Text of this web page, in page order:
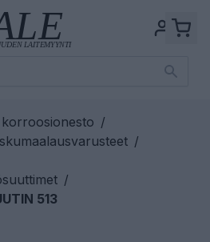
korroosionesto /
/
/
513